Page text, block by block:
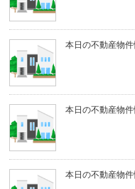
本日の不動産物
本日の不動産物
本日の不動産物